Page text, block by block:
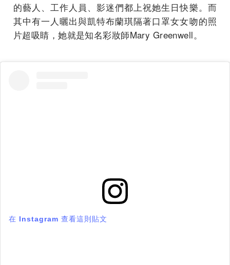
的藝人、工作人員、影迷們都上祝她生日快樂。而
其中有一人曬出與凱特布蘭琪隔著口罩女女吻的照
片超吸睛，她就是知名彩妝師Mary Greenwell。
在 Instagram 查看這則貼文